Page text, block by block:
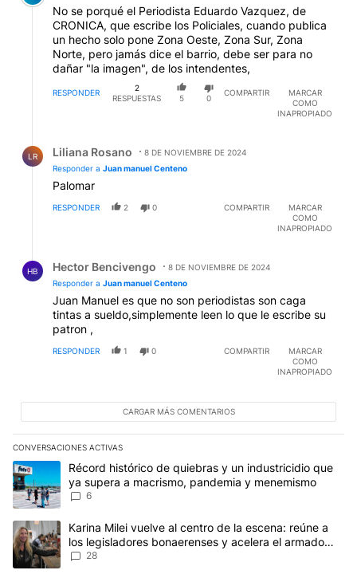
No se porqué el Periodista Eduardo Vazquez, de
CRONICA, que escribe los Policiales, cuando publica
un hecho solo pone Zona Oeste, Zona Sur, Zona
Norte, pero jamás dice el barrio, debe ser para no
dañar "la imagen", de los intendentes,
RESPONDER
2
RESPUESTAS
5 0
COMPARTIR
MARCAR
COMO
INAPROPIADO
LR Liliana Rosano
8 DE NOVIEMBRE DE 2024
Responder a Juan manuel Centeno
Palomar
RESPONDER 2 0 COMPARTIR
MARCAR
COMO
INAPROPIADO
HB Hector Bencivengo
8 DE NOVIEMBRE DE 2024
Responder a Juan manuel Centeno
Juan Manuel es que no son periodistas son caga
tintas a sueldo,simplemente leen lo que le escribe su
patron ,
RESPONDER 1 0 COMPARTIR
MARCAR
COMO
INAPROPIADO
CARGAR MÁS COMENTARIOS
CONVERSACIONES ACTIVAS
Este listado muestra los artículos con más comentarios en los
Un artículo de tendencia con el título "Récord histórico de
Récord histórico de quiebras y un industricidio que
ya supera a macrismo, pandemia y menemismo
6
Un artículo de tendencia con el título "Karina Milei vuelve al
Karina Milei vuelve al centro de la escena: reúne a
los legisladores bonaerenses y acelera el armado
para 2027
28